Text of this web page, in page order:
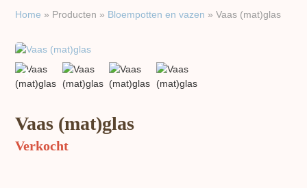
Home » Producten » Bloempotten en vazen »Vaas (mat)glas
previous
slide
slide
Vaas (mat)glas
Verkocht